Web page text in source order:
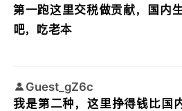
第一跑这里交税做贡献，国内
吧，吃老本
Guest_gZ6c
我是第二种，这里挣得钱比国